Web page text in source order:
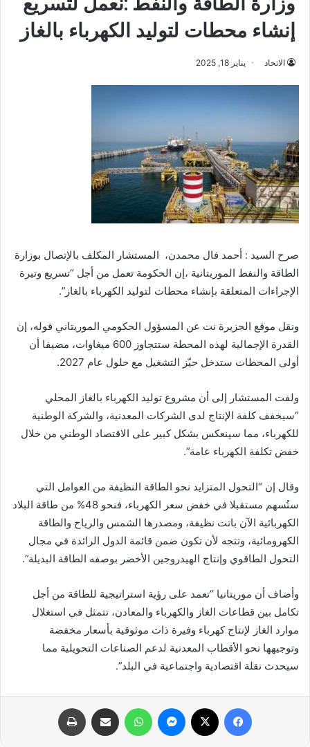
إنشاء محطات لتوليد الكهرباء بالغاز
الاتحاد يناير 18, 2025
صرح السيد : أحمد فال محمدن، المستشار المكلف بالإتصال بوزارة
الطاقة والنفط الموريتانية ،إن الحكومة تعمل من أجل “تسريع وتيرة
الإجراءات المتعلقة بإنشاء محطات لتوليد الكهرباء بالغاز”.
ونقل موقع الجزيرة نت عن المسؤول الحكومي الموريتاني قوله، إن
القدرة الإجمالية لهذه المحطة ستتجاوز 600 ميغاوات، مضيفا أن
أولى المحطات ستدخل حيّز التشغيل مع حلول عام 2027.
ولفت المستشار إلى أن مشروع توليد الكهرباء بالغاز المحلي
“سيخفف كلفة الإنتاج لدى الشركات المعدنية، والشركة الوطنية
للكهرباء، مما سينعكس بشكل كبير على الاقتصاد الوطني من خلال
خفض تكلفة الكهرباء عامة”.
وقال إن “التحول المتزايد نحو الطاقة النظيفة من العوامل التي
ستُسهم مستقبلا في خفض سعر الكهرباء، فنحو 48% من طاقة البلاد
الكهربائية الآن باتت نظيفة، ومصدرها الشمس والرياح والطاقة
الكهرومائية، وتتجه لأن تكون ضمن قائمة الدول الرائدة في مجال
التحول الطاقوي وإنتاج الهيدروجين الأخضر بوصفه الطاقة البديلة”.
وأضاف أن موريتانيا “تعمد على رؤية استراتيجية للطاقة من أجل
تكامل بين قطاعات الغاز والكهرباء والمعادن، تتمثل في استغلال
موارد الغاز لإنتاج كهرباء وفيرة ذات موثوقية بأسعار مخفضة
وتوجيهها نحو الأقطاب المعدنية لدعم الصناعات التحويلية مما
سيحدث نقلة اقتصادية واجتماعية في البلد”.
فيسبوك ماسنجر واتساب مشاركة عبر البريد